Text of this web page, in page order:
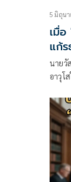
5 มิถุน
เมื่
แก้ร
กับ '
นายวั
อาวุโ
ระหว่
มีเนื้อ